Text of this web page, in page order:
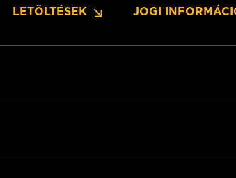
LETÖLTÉSEK JOGI